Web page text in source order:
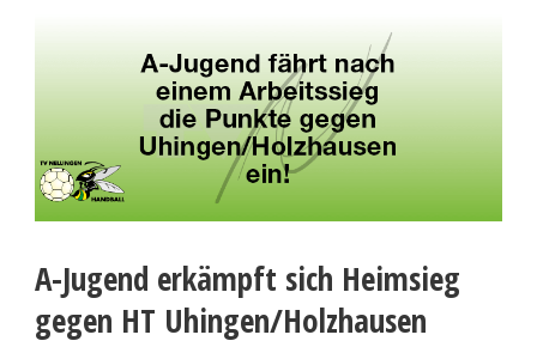
A-Jugend erkämpft sich Heimsieg
gegen HT Uhingen/Holzhausen